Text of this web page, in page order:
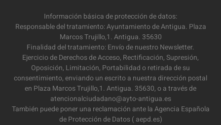
Información básica de protección de datos:
Responsable del tratamiento: Ayuntamiento de Antigua. Plaza
Marcos Trujillo,1. Antigua. 35630
Finalidad del tratamiento: Envío de nuestro Newsletter.
Ejercicio de Derechos de Acceso, Rectificación, Supresión,
Oposición, Limitación, Portabilidad o retirada de su
consentimiento, enviando un escrito a nuestra dirección postal
en Plaza Marcos Trujillo,1. Antigua. 35630, o a través de
atencionalciudadano@ayto-antigua.es
También puede poner una reclamación ante la Agencia Española
de Protección de Datos ( aepd.es)